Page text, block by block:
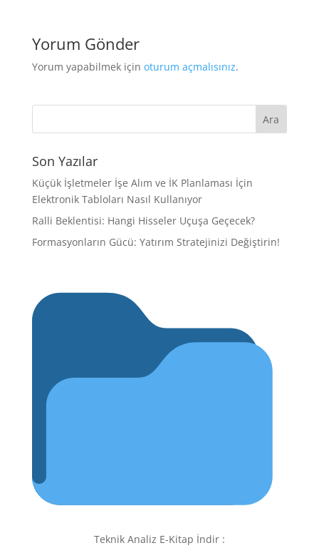
Yorum Gönder
Yorum yapabilmek için oturum açmalısınız.
Son Yazılar
Küçük İşletmeler İşe Alım ve İK Planlaması İçin
Elektronik Tabloları Nasıl Kullanıyor
Ralli Beklentisi: Hangi Hisseler Uçuşa Geçecek?
Formasyonların Gücü: Yatırım Stratejinizi Değiştirin!
Teknik Analiz E-Kitap İndir :